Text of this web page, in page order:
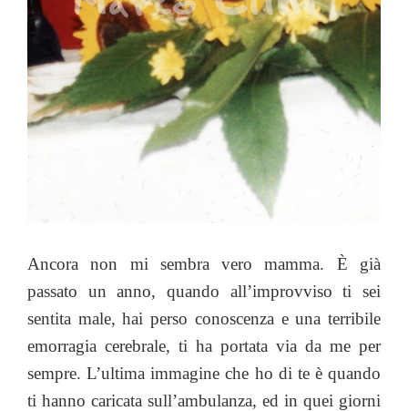
Ancora non mi sembra vero mamma. È già
passato un anno, quando all’improvviso ti sei
sentita male, hai perso conoscenza e una terribile
emorragia cerebrale, ti ha portata via da me per
sempre. L’ultima immagine che ho di te è quando
ti hanno caricata sull’ambulanza, ed in quei giorni